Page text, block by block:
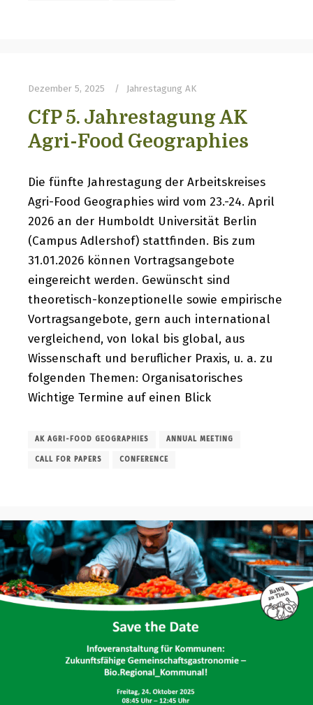
Dezember 5, 2025 Jahrestagung AK
CfP 5. Jahrestagung AK
Agri-Food Geographies
Die fünfte Jahrestagung der Arbeitskreises
Agri-Food Geographies wird vom 23.-24. April
2026 an der Humboldt Universität Berlin
(Campus Adlershof) stattfinden. Bis zum
31.01.2026 können Vortragsangebote
eingereicht werden. Gewünscht sind
theoretisch-konzeptionelle sowie empirische
Vortragsangebote, gern auch international
vergleichend, von lokal bis global, aus
Wissenschaft und beruflicher Praxis, u. a. zu
folgenden Themen: Organisatorisches
Wichtige Termine auf einen Blick
AK AGRI-FOOD GEOGRAPHIES ANNUAL MEETING
CALL FOR PAPERS CONFERENCE